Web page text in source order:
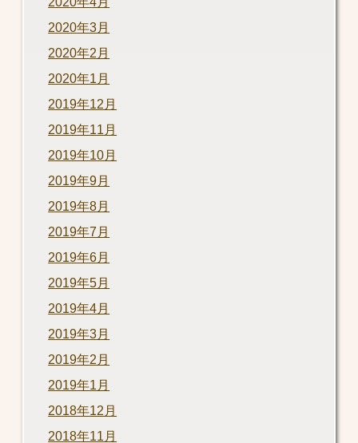
2020年3月
2020年2月
2020年1月
2019年12月
2019年11月
2019年10月
2019年9月
2019年8月
2019年7月
2019年6月
2019年5月
2019年4月
2019年3月
2019年2月
2019年1月
2018年12月
2018年11月